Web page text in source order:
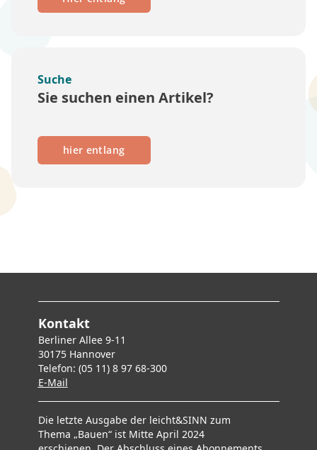
Suche
Sie suchen einen Artikel?
hier entlang
Kontakt
Berliner Allee 9-11
30175 Hannover
Telefon: (05 11) 8 97 68-300
E-Mail
Die letzte Ausgabe der leicht&SINN zum
Thema „Bauen“ ist Mitte April 2024